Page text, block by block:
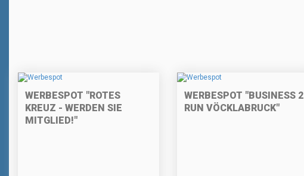
WERBESPOT "ROTES
KREUZ - WERDEN SIE
MITGLIED!"
WERBESPOT "BUSINESS 2
RUN VÖCKLABRUCK"